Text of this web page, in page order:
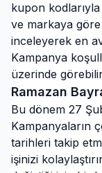
kupon
ve markaya göre
inceleyerek en
Kampanya
üzerinde
Ramazan
Bu dönem 27
Kampanyaların
tarihleri takip
işinizi